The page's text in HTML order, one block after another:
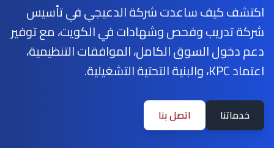
اكتشف كيف ساعدت شركة الدعيجي في تأسيس
شركة تدريب وفحص وشهادات في الكويت، مع توفير
دعم دخول السوق الكامل، الموافقات التنظيمية،
اعتماد KPC، والبنية التحتية التشغيلية.
خدماتنا اتصل بنا